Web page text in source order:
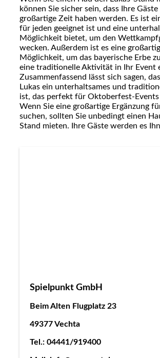
können Sie sicher sein, dass Ihre Gäste
großartige Zeit haben werden. Es ist
für jeden geeignet ist und eine
Möglichkeit bietet, um den
wecken. Außerdem ist es eine
Möglichkeit, um das bayerische Erbe
eine traditionelle Aktivität in Ihr Event
Zusammenfassend lässt sich sagen,
Lukas ein unterhaltsames und
ist, das perfekt für Oktoberfest-Events
Wenn Sie eine großartige Ergänzung
suchen, sollten Sie unbedingt einen
Stand mieten. Ihre Gäste werden es
Spielpunkt GmbH
Beim Alten Flugplatz 23
49377 Vechta
Tel.: 04441/919400